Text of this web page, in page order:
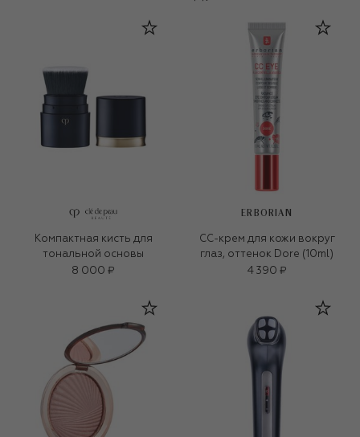
Компактная кисть для
тональной основы
8 000 ₽
ERBORIAN
СС-крем для кожи вокруг
глаз, оттенок Dore (10ml)
4 390 ₽